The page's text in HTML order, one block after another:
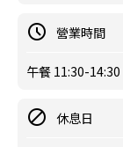
營業時間
午餐 11:30-14:30
休息日